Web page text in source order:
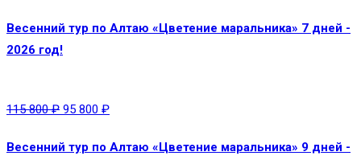
Весенний тур по Алтаю «Цветение маральника» 7 дней -
2026 год!
115 800₽ 95 800 ₽
Весенний тур по Алтаю «Цветение маральника» 9 дней -